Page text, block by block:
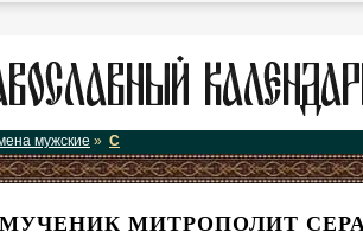
мужские » С
МИТРОПОЛИТ